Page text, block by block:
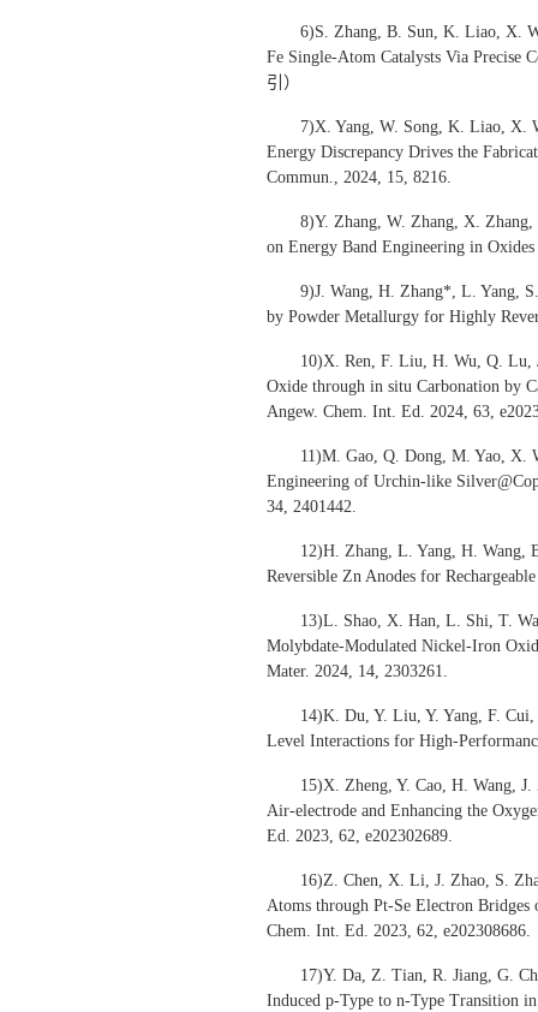
6)S. Zhang, B. Sun, K. Liao, X.
Fe Single-Atom Catalysts Via Precise
引）
7)X. Yang, W. Song, K. Liao, X.
Energy Discrepancy Drives the
Commun., 2024, 15, 8216.
8)Y. Zhang, W. Zhang, X.
on Energy Band Engineering in
9)J. Wang, H. Zhang*, L. Yang,
by Powder Metallurgy for Highly
10)X. Ren, F. Liu, H. Wu, Q. Lu,
Oxide through in situ Carbonation by
Angew. Chem. Int. Ed. 2024, 63,
11)M. Gao, Q. Dong, M. Yao, X.
Engineering of Urchin-like
34, 2401442.
12)H. Zhang, L. Yang, H. Wang,
Reversible Zn Anodes for
13)L. Shao, X. Han, L. Shi, T.
Molybdate-Modulated Nickel-Iron
Mater. 2024, 14, 2303261.
14)K. Du, Y. Liu, Y. Yang, F.
Level Interactions for High-
15)X. Zheng, Y. Cao, H. Wang,
Air-electrode and Enhancing the
Ed. 2023, 62, e202302689.
16)Z. Chen, X. Li, J. Zhao, S.
Atoms through Pt-Se Electron
Chem. Int. Ed. 2023, 62, e202308686.
17)Y. Da, Z. Tian, R. Jiang, G.
Induced p-Type to n-Type Transition